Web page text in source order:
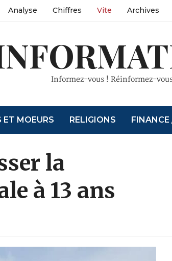
Analyse Chiffres Vite Archives
Informez-vous ! Réinformez-
ET MOEURS RELIGIONS FINANCE
la
à 13 ans